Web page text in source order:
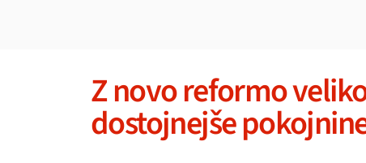
Z novo reformo
dostojnejše